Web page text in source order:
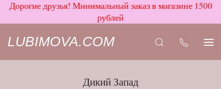
Дорогие друзья! Минимальный заказ в магазине 1500
рублей
LUBIMOVA.COM
Дикий Запад